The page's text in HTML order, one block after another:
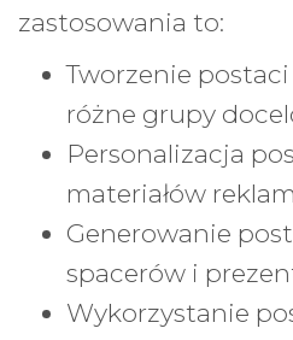
zastosowania to:
Tworzenie
różne grupy
Personalizacja
materiałów
Generowanie
spacerów i
Wykorzystanie